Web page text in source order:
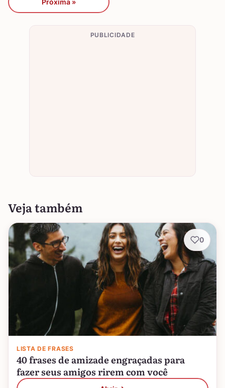
PUBLICIDADE
Veja também
LISTA DE FRASES
40 frases de amizade engraçadas para
fazer seus amigos rirem com você
0